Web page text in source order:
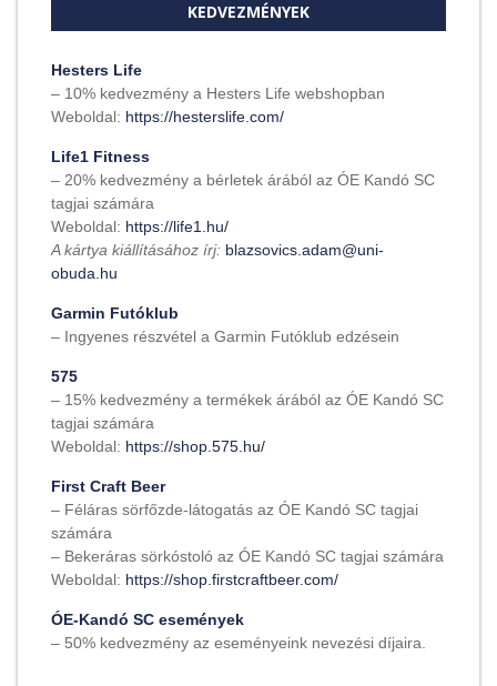
KEDVEZMÉNYEK
Hesters Life
– 10% kedvezmény a Hesters Life webshopban
Weboldal: https://hesterslife.com/
Life1 Fitness
– 20% kedvezmény a bérletek árából az ÓE Kandó SC
tagjai számára
Weboldal: https://life1.hu/
A kártya kiállításához írj: blazsovics.adam@uni-
obuda.hu
Garmin Futóklub
– Ingyenes részvétel a Garmin Futóklub edzésein
575
– 15% kedvezmény a termékek árából az ÓE Kandó SC
tagjai számára
Weboldal: https://shop.575.hu/
First Craft Beer
– Féláras sörfőzde-látogatás az ÓE Kandó SC tagjai
számára
– Bekeráras sörkóstoló az ÓE Kandó SC tagjai számára
Weboldal: https://shop.firstcraftbeer.com/
ÓE-Kandó SC események
– 50% kedvezmény az eseményeink nevezési díjaira.